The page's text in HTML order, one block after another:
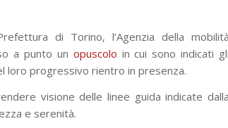
di Torino, l’Agenzia della
a punto un opuscolo in cui sono indicati
loro progressivo rientro in presenza.
visione delle linee guida indicate
e serenità.